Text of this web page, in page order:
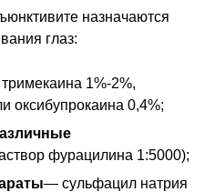
назначаются
глаз:
1%-2%,
оксибупрокаина 0,4%;
фурацилина 1:5000);
— сульфацил натрия